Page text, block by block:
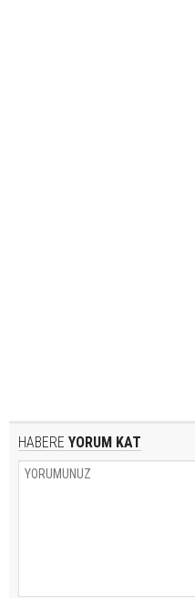
HABERE YORUM KAT